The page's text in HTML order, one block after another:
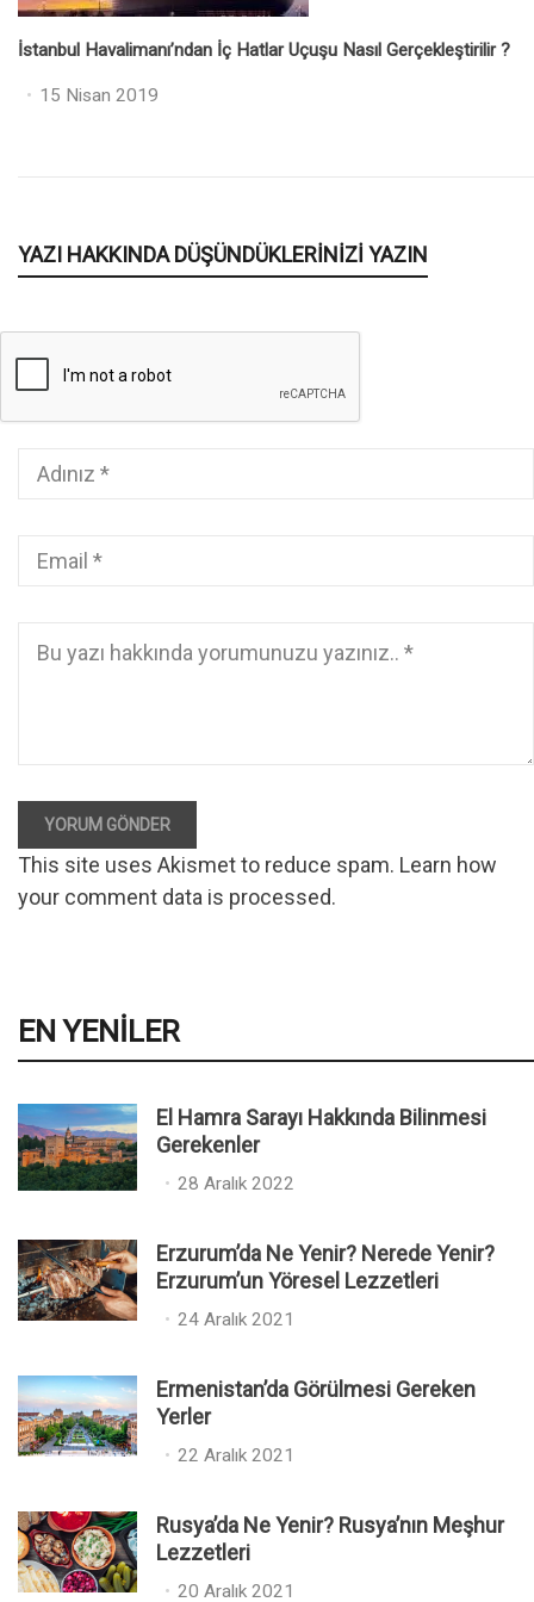
İstanbul Havalimanı’ndan İç Hatlar Uçuşu Nasıl Gerçekleştirilir ?
Posted
15 Nisan 2019
YAZI HAKKINDA DÜŞÜNDÜKLERINIZI YAZIN
YORUM GÖNDER
This site uses Akismet to reduce spam. Learn how
your comment data is processed.
EN YENILER
El Hamra Sarayı Hakkında Bilinmesi
Gerekenler
P
t
e
d
n
28 Aralık 2022
Erzurum’da Ne Yenir? Nerede Yenir?
Erzurum’un Yöresel Lezzetleri
P
t
e
d
n
24 Aralık 2021
Ermenistan’da Görülmesi Gereken
Yerler
P
t
e
d
22 Aralık 2021
Rusya’da Ne Yenir? Rusya’nın Meşhur
Lezzetleri
P 20 Aralık 2021